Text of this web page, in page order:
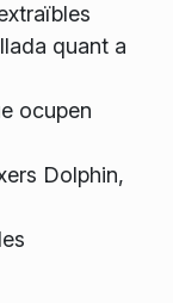
quant a
ocupen
Dolphin,